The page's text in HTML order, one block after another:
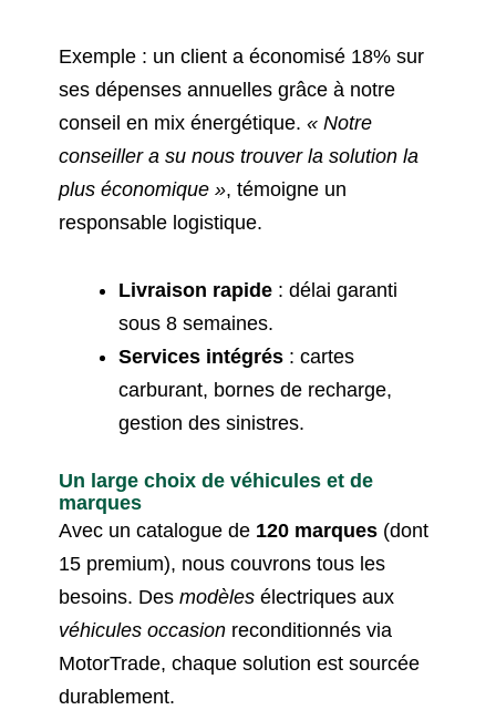
Exemple : un client a économisé 18% sur
ses dépenses annuelles grâce à notre
conseil en mix énergétique.« Notre
conseiller a su nous trouver la solution la
plus économique », témoigne un
responsable logistique.
Livraison rapide : délai garanti
sous 8 semaines.
Services intégrés : cartes
carburant, bornes de recharge,
gestion des sinistres.
Un large choix de véhicules et de
marques
Avec un catalogue de 120 marques (dont
15 premium), nous couvrons tous les
besoins. Desmodèles électriques aux
véhicules occasion reconditionnés via
MotorTrade, chaque solution est sourcée
durablement.